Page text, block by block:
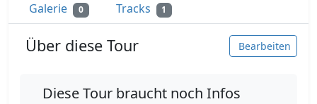
Galerie 0 Tracks 1
Über diese Tour Bearbeiten
Diese Tour braucht noch Infos